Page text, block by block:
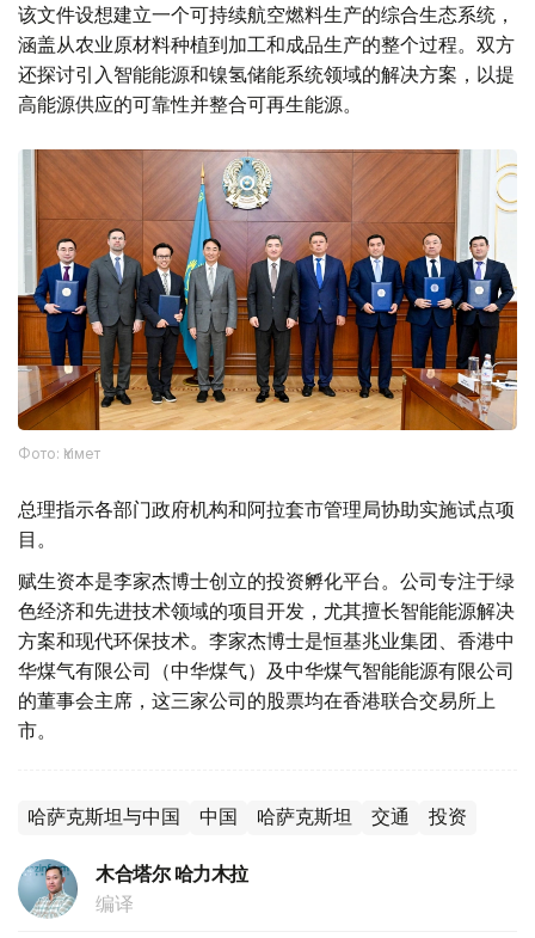
该文件设想建立一个可持续航空燃料生产的综合生态系统，
涵盖从农业原材料种植到加工和成品生产的整个过程。双方
还探讨引入智能能源和镍氢储能系统领域的解决方案，以提
高能源供应的可靠性并整合可再生能源。
Фото: Үкімет
总理指示各部门政府机构和阿拉套市管理局协助实施试点项
目。
赋生资本是李家杰博士创立的投资孵化平台。公司专注于绿
色经济和先进技术领域的项目开发，尤其擅长智能能源解决
方案和现代环保技术。李家杰博士是恒基兆业集团、香港中
华煤气有限公司（中华煤气）及中华煤气智能能源有限公司
的董事会主席，这三家公司的股票均在香港联合交易所上
市。
哈萨克斯坦与中国 中国 哈萨克斯坦 交通 投资
木合塔尔 哈力木拉
编译